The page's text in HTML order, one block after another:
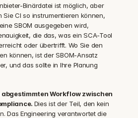
Binärdatei ist möglich, aber
Sie CI so instrumentieren können,
SBOM ausgegeben wird,
die das, was ein SCA-Tool
oder übertrifft. Wo Sie den
können, ist der SBOM-Ansatz
und das sollte in Ihre Planung
Workflow zwischen
Dies ist der Teil, den kein
Das Engineering verantwortet die